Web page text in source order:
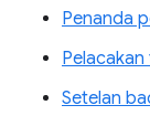
Penanda
Setelan